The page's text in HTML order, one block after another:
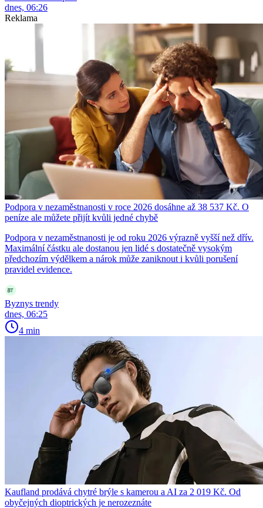
dnes, 06:26
Reklama
Podpora v nezaměstnanosti v roce 2026 dosáhne až 38 537 Kč. O
peníze ale můžete přijít kvůli jedné chybě
Podpora v nezaměstnanosti je od roku 2026 výrazně vyšší než dřív.
Maximální částku ale dostanou jen lidé s dostatečně vysokým
předchozím výdělkem a nárok může zaniknout i kvůli porušení
pravidel evidence.
Byznys trendy
dnes, 06:25
4 min
Kaufland prodává chytré brýle s kamerou a AI za 2 019 Kč. Od
obyčejných dioptrických je nerozeznáte